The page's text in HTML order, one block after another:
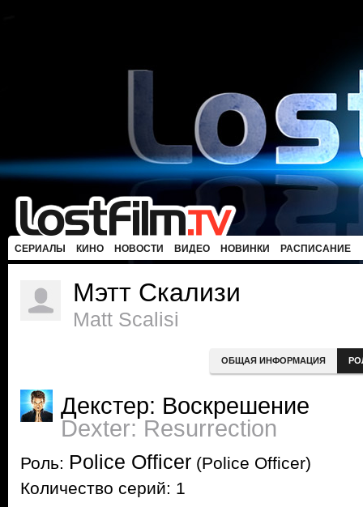
СЕРИАЛЫ КИНО НОВОСТИ ВИДЕО НОВИНКИ РАСПИСАНИЕ
Мэтт Скализи
Matt Scalisi
ОБЩАЯ ИНФОРМАЦИЯ
Декстер: Воскрешение
Dexter: Resurrection
Роль: Police Officer (Police Officer)
Количество серий: 1